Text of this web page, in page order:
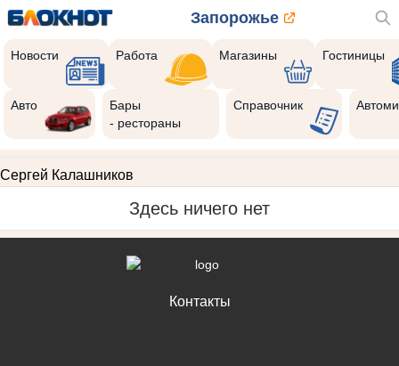
Запорожье
Новости Работа Магазины Гостиницы
Авто
Бары
- рестораны
Справочник
Сергей Калашников
Здесь ничего нет
Контакты